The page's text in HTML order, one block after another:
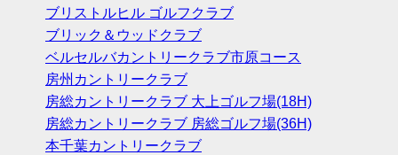
ブリストルヒル ゴルフクラブ
ブリック＆ウッドクラブ
ベルセルバカントリークラブ市原コース
房州カントリークラブ
房総カントリークラブ 大上ゴルフ場(18H)
房総カントリークラブ 房総ゴルフ場(36H)
本千葉カントリークラブ